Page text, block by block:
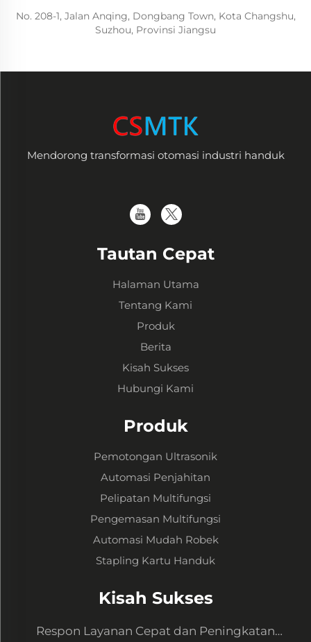
No. 208-1, Jalan Anqing, Dongbang Town, Kota Changshu,
Suzhou, Provinsi Jiangsu
Mendorong transformasi otomasi industri handuk
Tautan Cepat
Halaman Utama
Tentang Kami
Produk
Berita
Kisah Sukses
Hubungi Kami
Produk
Pemotongan Ultrasonik
Automasi Penjahitan
Pelipatan Multifungsi
Pengemasan Multifungsi
Automasi Mudah Robek
Stapling Kartu Handuk
Kisah Sukses
Respon Layanan Cepat dan Peningkatan